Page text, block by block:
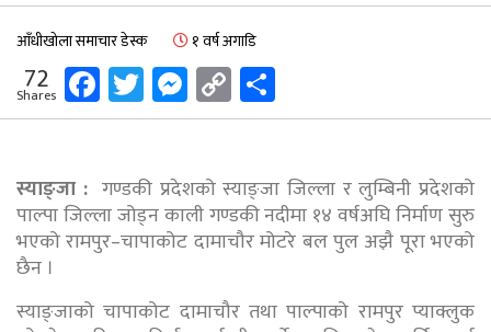
आँधीखोला समाचार डेस्क १ वर्ष अगाडि
72
Shares Facebook
Twitter
Messenger
Copy
Link
स्याङ्जा : गण्डकी प्रदेशको स्याङ्जा जिल्ला र लुम्बिनी प्रदेशको
पाल्पा जिल्ला जोड्न काली गण्डकी नदीमा १४ वर्षअघि निर्माण सुरु
भएको रामपुर–चापाकोट दामाचौर मोटरे बल पुल अझै पूरा भएको
छैन ।
स्याङ्जाको चापाकोट दामाचौर तथा पाल्पाको रामपुर प्याक्लुक